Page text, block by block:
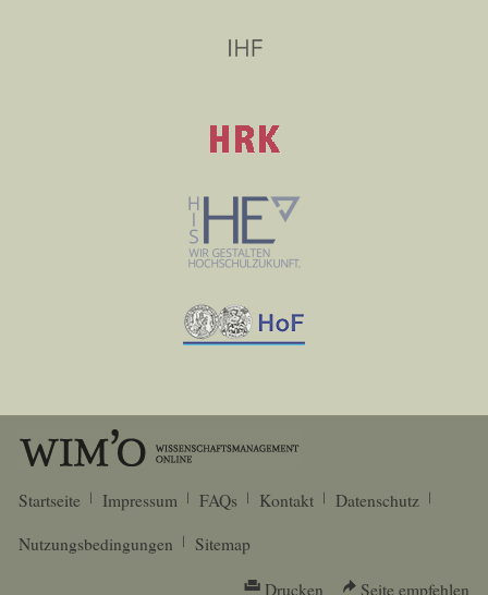
Startseite Impressum FAQs Kontakt
Datenschutz
Nutzungsbedingungen
Sitemap
Drucken Seite empfehlen